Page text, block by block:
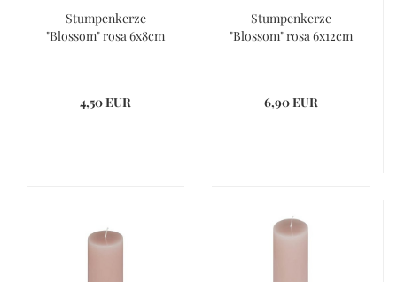
Stumpenkerze
"Blossom" rosa 6x8cm
4,50 EUR
Stumpenkerze
"Blossom" rosa 6x12cm
6,90 EUR